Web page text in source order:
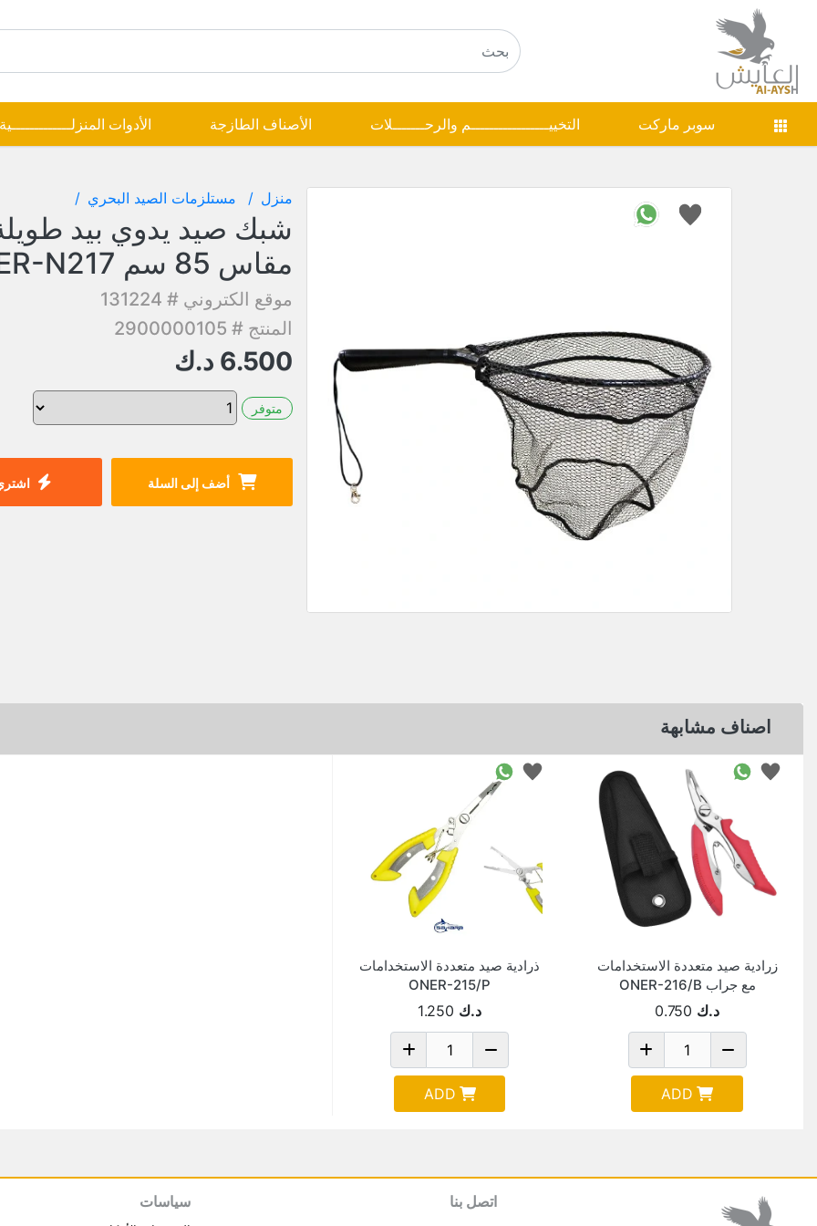
سوبر ماركت التخييـــــــــــــــــم والرحـــــــلات الأصناف الطازجة الأدوات المنزلـــــــــــــية
منزل مستلزمات الصيد البحري
شبك صيد يدوي بيد
مقاس 85 سم ONER-N217
موقع الكتروني # 131224
المنتج # 2900000105
6.500 د.ك
متوفر
أضف إلى السلة
اصناف مشابهة
زرادية صيد متعددة الاستخدامات
مع جراب ONER-216/B
د.ك 0.750
ADD
ذرادية صيد متعددة الاستخدامات
ONER-215/P
د.ك 1.250
ADD
اتصل بنا سياسات